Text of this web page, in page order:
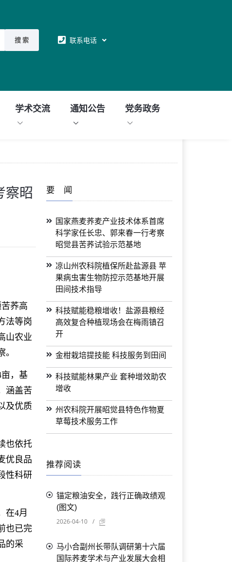
搜 索 联系电话
学术交流 通知公告 党务政务
察昭
荞高
法等岗
山农业
，基
涵盖苦
及优质
也依托
优良品
性科研
在4月
也已完
的采
要 闻
国家燕麦荞麦产业技术体系首席
科学家任长忠、郭来春一行考察
昭觉县苦荞试验示范基地
凉山州农科院植保所赴盐源县 苹
果病虫害生物防控示范基地开展
田间技术指导
科技赋能稳粮增收！盐源县粮经
高效复合种植现场会在梅雨镇召
开
金柑栽培提技能 科技服务到田间
科技赋能林果产业 套种增效助农
增收
州农科院开展昭觉县特色作物夏
草莓技术服务工作
推荐阅读
锚定粮油安全，践行正确政绩观
(图文)
2026-04-10
/
马小合副州长带队调研第十六届
国际荞麦学术与产业发展大会相